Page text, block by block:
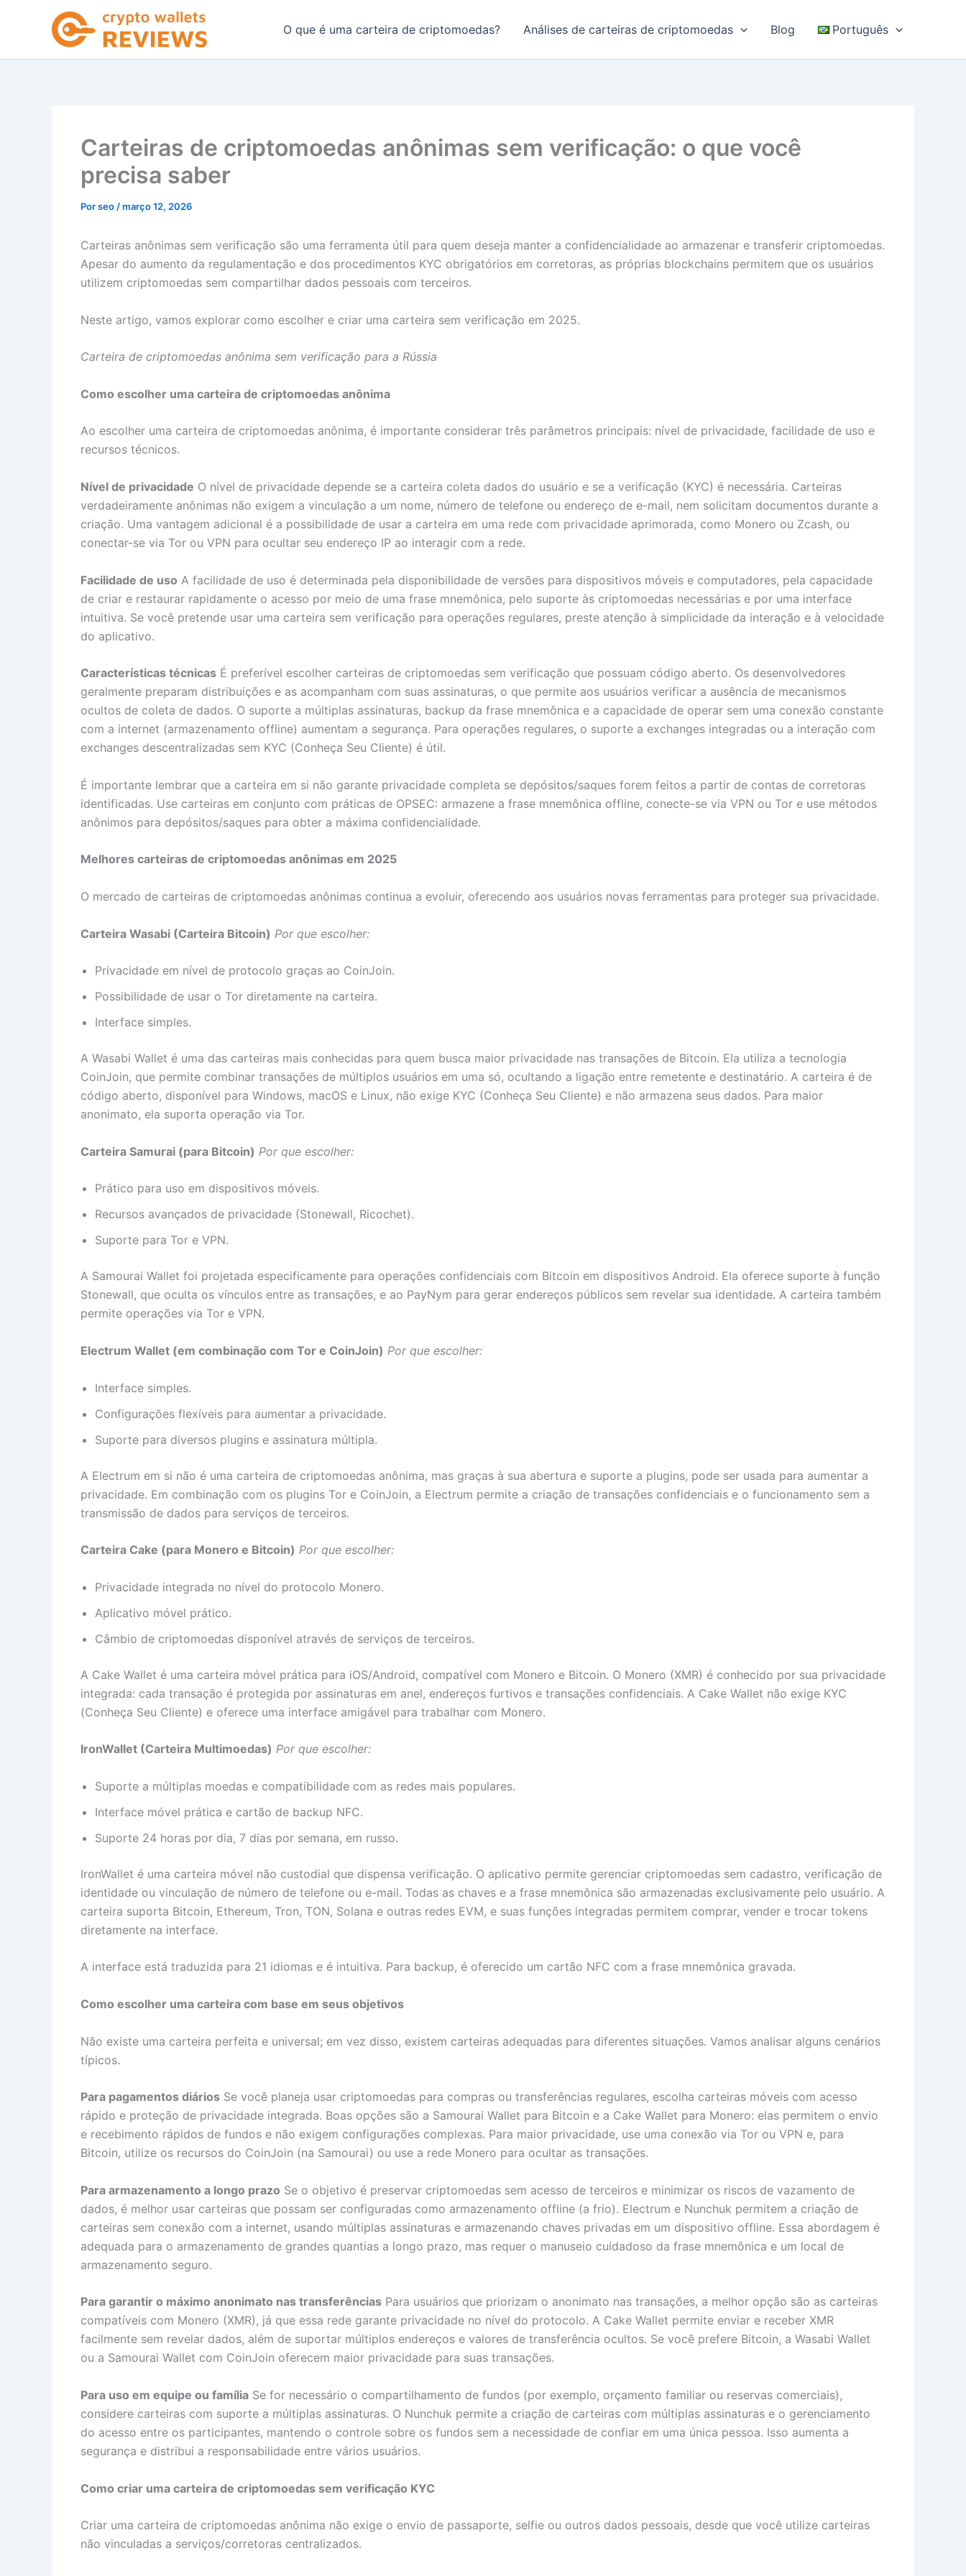
O que é uma carteira de criptomoedas? Análises de carteiras de criptomoedas Blog Português
Carteiras de criptomoedas anônimas sem verificação: o que você
precisa saber
Porseo /março 12, 2026
Carteiras anônimas sem verificação são uma ferramenta útil para quem deseja manter a confidencialidade ao armazenar e transferir criptomoedas.
Apesar do aumento da regulamentação e dos procedimentos KYC obrigatórios em corretoras, as próprias blockchains permitem que os usuários
utilizem criptomoedas sem compartilhar dados pessoais com terceiros.
Neste artigo, vamos explorar como escolher e criar uma carteira sem verificação em 2025.
Carteira de criptomoedas anônima sem verificação para a Rússia
Como escolher uma carteira de criptomoedas anônima
Ao escolher uma carteira de criptomoedas anônima, é importante considerar três parâmetros principais: nível de privacidade, facilidade de uso e
recursos técnicos.
Nível de privacidade O nível de privacidade depende se a carteira coleta dados do usuário e se a verificação (KYC) é necessária. Carteiras
verdadeiramente anônimas não exigem a vinculação a um nome, número de telefone ou endereço de e-mail, nem solicitam documentos durante a
criação. Uma vantagem adicional é a possibilidade de usar a carteira em uma rede com privacidade aprimorada, como Monero ou Zcash, ou
conectar-se via Tor ou VPN para ocultar seu endereço IP ao interagir com a rede.
Facilidade de uso A facilidade de uso é determinada pela disponibilidade de versões para dispositivos móveis e computadores, pela capacidade
de criar e restaurar rapidamente o acesso por meio de uma frase mnemônica, pelo suporte às criptomoedas necessárias e por uma interface
intuitiva. Se você pretende usar uma carteira sem verificação para operações regulares, preste atenção à simplicidade da interação e à velocidade
do aplicativo.
Características técnicas É preferível escolher carteiras de criptomoedas sem verificação que possuam código aberto. Os desenvolvedores
geralmente preparam distribuições e as acompanham com suas assinaturas, o que permite aos usuários verificar a ausência de mecanismos
ocultos de coleta de dados. O suporte a múltiplas assinaturas, backup da frase mnemônica e a capacidade de operar sem uma conexão constante
com a internet (armazenamento offline) aumentam a segurança. Para operações regulares, o suporte a exchanges integradas ou a interação com
exchanges descentralizadas sem KYC (Conheça Seu Cliente) é útil.
É importante lembrar que a carteira em si não garante privacidade completa se depósitos/saques forem feitos a partir de contas de corretoras
identificadas. Use carteiras em conjunto com práticas de OPSEC: armazene a frase mnemônica offline, conecte-se via VPN ou Tor e use métodos
anônimos para depósitos/saques para obter a máxima confidencialidade.
Melhores carteiras de criptomoedas anônimas em 2025
O mercado de carteiras de criptomoedas anônimas continua a evoluir, oferecendo aos usuários novas ferramentas para proteger sua privacidade.
Carteira Wasabi (Carteira Bitcoin) Por que escolher:
Privacidade em nível de protocolo graças ao CoinJoin.
Possibilidade de usar o Tor diretamente na carteira.
Interface simples.
A Wasabi Wallet é uma das carteiras mais conhecidas para quem busca maior privacidade nas transações de Bitcoin. Ela utiliza a tecnologia
CoinJoin, que permite combinar transações de múltiplos usuários em uma só, ocultando a ligação entre remetente e destinatário. A carteira é de
código aberto, disponível para Windows, macOS e Linux, não exige KYC (Conheça Seu Cliente) e não armazena seus dados. Para maior
anonimato, ela suporta operação via Tor.
Carteira Samurai (para Bitcoin) Por que escolher:
Prático para uso em dispositivos móveis.
Recursos avançados de privacidade (Stonewall, Ricochet).
Suporte para Tor e VPN.
A Samourai Wallet foi projetada especificamente para operações confidenciais com Bitcoin em dispositivos Android. Ela oferece suporte à função
Stonewall, que oculta os vínculos entre as transações, e ao PayNym para gerar endereços públicos sem revelar sua identidade. A carteira também
permite operações via Tor e VPN.
Electrum Wallet (em combinação com Tor e CoinJoin) Por que escolher:
Interface simples.
Configurações flexíveis para aumentar a privacidade.
Suporte para diversos plugins e assinatura múltipla.
A Electrum em si não é uma carteira de criptomoedas anônima, mas graças à sua abertura e suporte a plugins, pode ser usada para aumentar a
privacidade. Em combinação com os plugins Tor e CoinJoin, a Electrum permite a criação de transações confidenciais e o funcionamento sem a
transmissão de dados para serviços de terceiros.
Carteira Cake (para Monero e Bitcoin) Por que escolher:
Privacidade integrada no nível do protocolo Monero.
Aplicativo móvel prático.
Câmbio de criptomoedas disponível através de serviços de terceiros.
A Cake Wallet é uma carteira móvel prática para iOS/Android, compatível com Monero e Bitcoin. O Monero (XMR) é conhecido por sua privacidade
integrada: cada transação é protegida por assinaturas em anel, endereços furtivos e transações confidenciais. A Cake Wallet não exige KYC
(Conheça Seu Cliente) e oferece uma interface amigável para trabalhar com Monero.
IronWallet (Carteira Multimoedas) Por que escolher:
Suporte a múltiplas moedas e compatibilidade com as redes mais populares.
Interface móvel prática e cartão de backup NFC.
Suporte 24 horas por dia, 7 dias por semana, em russo.
IronWallet é uma carteira móvel não custodial que dispensa verificação. O aplicativo permite gerenciar criptomoedas sem cadastro, verificação de
identidade ou vinculação de número de telefone ou e-mail. Todas as chaves e a frase mnemônica são armazenadas exclusivamente pelo usuário. A
carteira suporta Bitcoin, Ethereum, Tron, TON, Solana e outras redes EVM, e suas funções integradas permitem comprar, vender e trocar tokens
diretamente na interface.
A interface está traduzida para 21 idiomas e é intuitiva. Para backup, é oferecido um cartão NFC com a frase mnemônica gravada.
Como escolher uma carteira com base em seus objetivos
Não existe uma carteira perfeita e universal; em vez disso, existem carteiras adequadas para diferentes situações. Vamos analisar alguns cenários
típicos.
Para pagamentos diários Se você planeja usar criptomoedas para compras ou transferências regulares, escolha carteiras móveis com acesso
rápido e proteção de privacidade integrada. Boas opções são a Samourai Wallet para Bitcoin e a Cake Wallet para Monero: elas permitem o envio
e recebimento rápidos de fundos e não exigem configurações complexas. Para maior privacidade, use uma conexão via Tor ou VPN e, para
Bitcoin, utilize os recursos do CoinJoin (na Samourai) ou use a rede Monero para ocultar as transações.
Para armazenamento a longo prazo Se o objetivo é preservar criptomoedas sem acesso de terceiros e minimizar os riscos de vazamento de
dados, é melhor usar carteiras que possam ser configuradas como armazenamento offline (a frio). Electrum e Nunchuk permitem a criação de
carteiras sem conexão com a internet, usando múltiplas assinaturas e armazenando chaves privadas em um dispositivo offline. Essa abordagem é
adequada para o armazenamento de grandes quantias a longo prazo, mas requer o manuseio cuidadoso da frase mnemônica e um local de
armazenamento seguro.
Para garantir o máximo anonimato nas transferências Para usuários que priorizam o anonimato nas transações, a melhor opção são as carteiras
compatíveis com Monero (XMR), já que essa rede garante privacidade no nível do protocolo. A Cake Wallet permite enviar e receber XMR
facilmente sem revelar dados, além de suportar múltiplos endereços e valores de transferência ocultos. Se você prefere Bitcoin, a Wasabi Wallet
ou a Samourai Wallet com CoinJoin oferecem maior privacidade para suas transações.
Para uso em equipe ou família Se for necessário o compartilhamento de fundos (por exemplo, orçamento familiar ou reservas comerciais),
considere carteiras com suporte a múltiplas assinaturas. O Nunchuk permite a criação de carteiras com múltiplas assinaturas e o gerenciamento
do acesso entre os participantes, mantendo o controle sobre os fundos sem a necessidade de confiar em uma única pessoa. Isso aumenta a
segurança e distribui a responsabilidade entre vários usuários.
Como criar uma carteira de criptomoedas sem verificação KYC
Criar uma carteira de criptomoedas anônima não exige o envio de passaporte, selfie ou outros dados pessoais, desde que você utilize carteiras
não vinculadas a serviços/corretoras centralizados.